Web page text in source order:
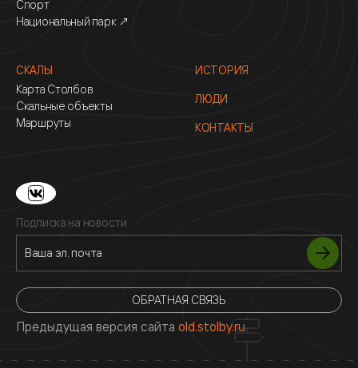
Спорт
Национальный парк ↗
СКАЛЫ
Карта Столбов
Скальные объекты
Маршруты
ИСТОРИЯ
ЛЮДИ
КОНТАКТЫ
Подписка на новости
ОБРАТНАЯ СВЯЗЬ
Предыдущая версия сайта old.stolby.ru